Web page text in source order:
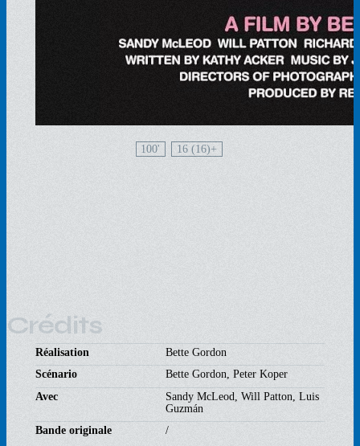
100' 16 (16)
Crédits
Réalisation
Bette Gordon
Scénario
Bette Gordon, Peter Koper
Avec
Sandy McLeod, Will Patton, Luis
Guzmán
Bande originale
/